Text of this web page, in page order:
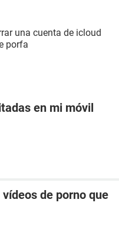
una cuenta de icloud
porfa
en mi móvil
de porno que